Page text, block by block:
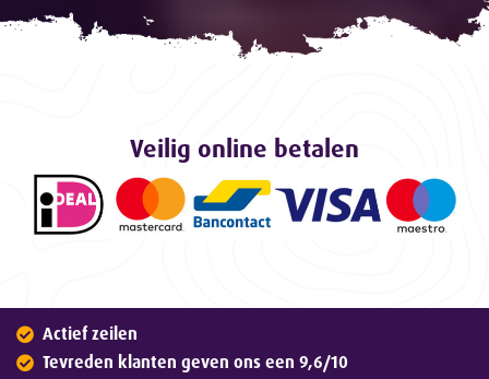
Veilig online betalen
Actief zeilen
Tevreden klanten geven ons een 9,6/10